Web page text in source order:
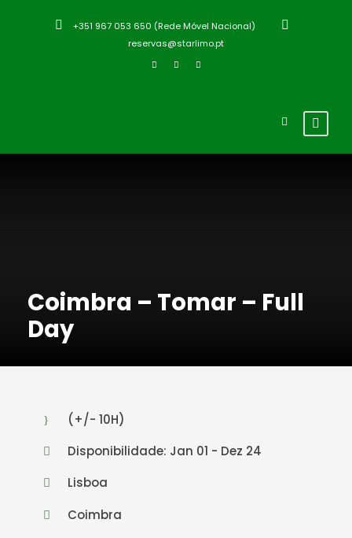
+351 967 053 650 (Rede Móvel Nacional)
reservas@starlimo.pt
Coimbra – Tomar – Full
Day
(+/- 10H)
Disponibilidade: Jan 01 - Dez 24
Lisboa
Coimbra